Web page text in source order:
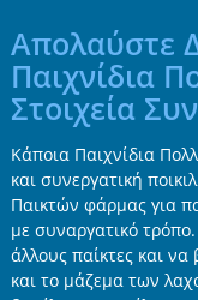
Απολαύστε
Παιχνίδια
Στοιχεία
Κάποια Παιχνίδια
και συνεργατική
Παικτών φάρμας για
με συναργατικό
άλλους παίκτες και
και το μάζεμα των